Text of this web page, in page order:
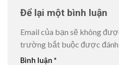
Để lại một bình luận
Email của bạn sẽ không
trường bắt buộc được đánh
Bình luận *